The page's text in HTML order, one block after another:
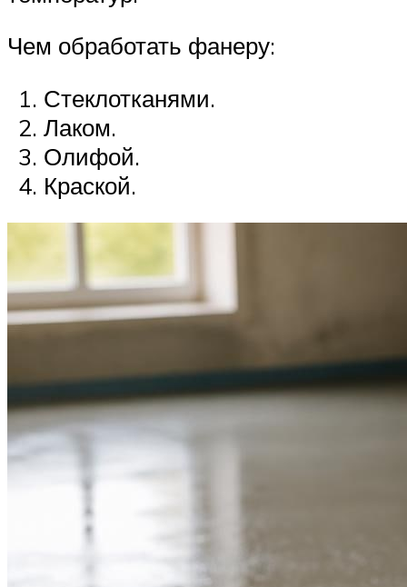
Чем обработать фанеру:
Стеклотканями.
Лаком.
Олифой.
Краской.